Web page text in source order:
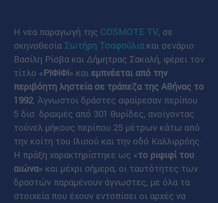
Η νέα παραγωγή της COSMOTE TV, σε
σκηνοθεσία Σωτήρη Τσαφούλιακαι σενάριο
Βασίλη Ρίσβα και Δήμητρας Σακαλή, φέρει τον
τίτλο «ΡΙΦΙΦΙ» και εμπνέεται από την
περιβόητη ληστεία σε τράπεζα της Αθήνας το
1992. Άγνωστοι δράστες αφαίρεσαν περίπου
5 δισ. δραχμές από 301 θυρίδες, ανοίγοντας
τούνελ μήκους περίπου 25 μέτρων κάτω από
την κοίτη του Ιλισού και την οδό Καλλιρρόης.
Η πράξη χαρακτηρίστηκε ως «το ριφιφί του
αιώνα» και μέχρι σήμερα, οι ταυτότητες των
δραστών παραμένουν άγνωστες, με όλα τα
στοιχεία που έχουν εντοπίσει οι αρχές να